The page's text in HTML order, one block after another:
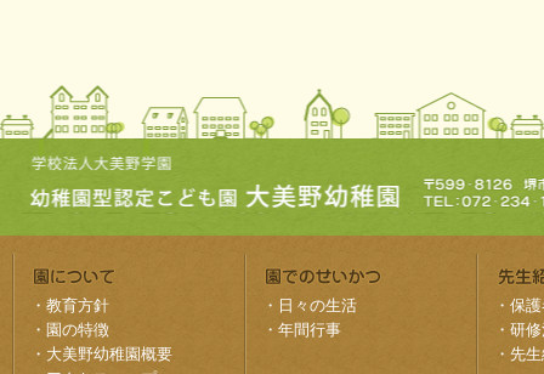
・ 教育方針
・ 園の特徴
・ 大美野幼稚園概要
・ 日々の生活
・ 年間行事
・ 保
・ 研
・ 先